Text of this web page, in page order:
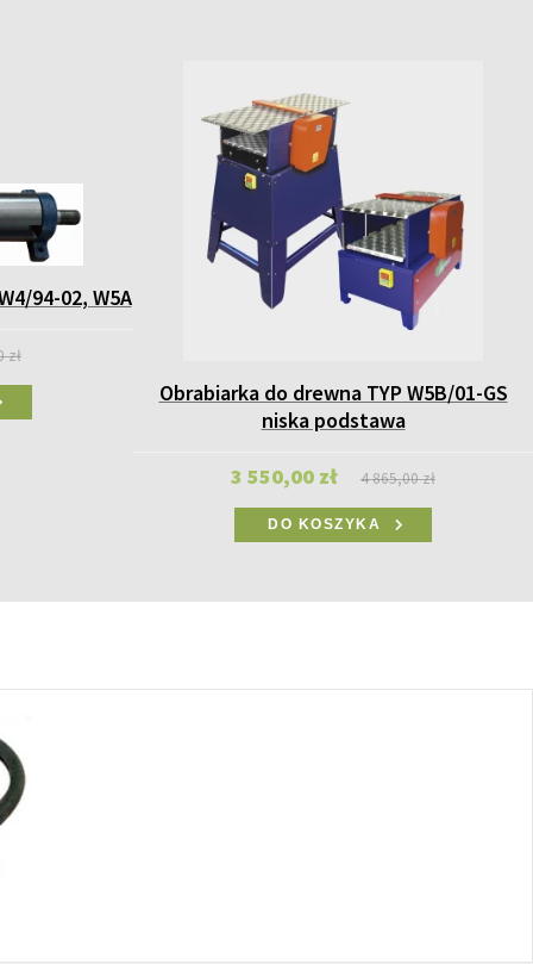
94-02, W5A
zł
Obrabiarka do drewna TYP W5B/01-GS
niska podstawa
3 550,00 zł 4 865,00 zł
DO KOSZYKA